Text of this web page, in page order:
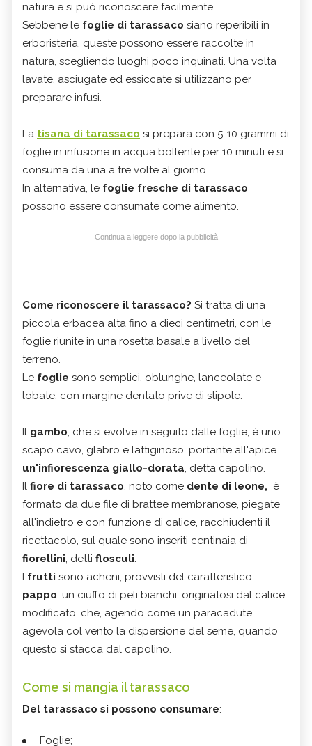
natura e si può riconoscere facilmente.
Sebbene le foglie di tarassaco siano reperibili in
erboristeria, queste possono essere raccolte in
natura, scegliendo luoghi poco inquinati. Una volta
lavate, asciugate ed essiccate si utilizzano per
preparare infusi.
La tisana di tarassaco si prepara con 5-10 grammi di
foglie in infusione in acqua bollente per 10 minuti e si
consuma da una a tre volte al giorno.
In alternativa, le foglie fresche di tarassaco
possono essere consumate come alimento.
Continua a leggere dopo la pubblicità
Come riconoscere il tarassaco? Si tratta di una
piccola erbacea alta fino a dieci centimetri, con le
foglie riunite in una rosetta basale a livello del
terreno.
Le foglie sono semplici, oblunghe, lanceolate e
lobate, con margine dentato prive di stipole.
Il gambo, che si evolve in seguito dalle foglie, è uno
scapo cavo, glabro e lattiginoso, portante all'apice
un'infiorescenza giallo-dorata, detta capolino.
Il fiore di tarassaco, noto come dente di leone, è
formato da due file di brattee membranose, piegate
all'indietro e con funzione di calice, racchiudenti il
ricettacolo, sul quale sono inseriti centinaia di
fiorellini, detti flosculi.
I frutti sono acheni, provvisti del caratteristico
pappo: un ciuffo di peli bianchi, originatosi dal calice
modificato, che, agendo come un paracadute,
agevola col vento la dispersione del seme, quando
questo si stacca dal capolino.
Come si mangia il tarassaco
Del tarassaco si possono consumare:
Foglie;